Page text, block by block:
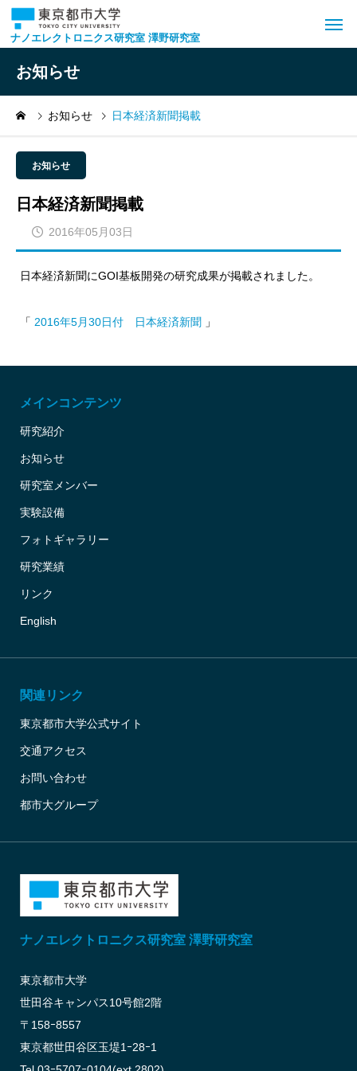
ナノエレクトロニクス研究室 澤野研究室
お知らせ
お知らせ 日本経済新聞掲載
お知らせ
日本経済新聞掲載
2016年05月03日
日本経済新聞にGOI基板開発の研究成果が掲載されました。
「 2016年5月30日付 日本経済新聞 」
メインコンテンツ
研究紹介
お知らせ
研究室メンバー
実験設備
フォトギャラリー
研究業績
リンク
English
関連リンク
東京都市大学公式サイト
交通アクセス
お問い合わせ
都市大グループ
ナノエレクトロニクス研究室 澤野研究室
東京都市大学
世田谷キャンパス10号館2階
〒158ｰ8557
東京都世田谷区玉堤1ｰ28ｰ1